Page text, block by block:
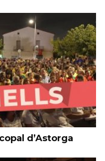
d’Astorga